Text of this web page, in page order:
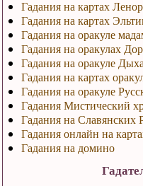
Гадания на картах
Гадания на картах
Гадания на оракуле
Гадания на оракулах
Гадания на оракуле
Гадания на картах
Гадания на оракуле
Гадания Мистический
Гадания на Славянских
Гадания онлайн на
Гадания на домино